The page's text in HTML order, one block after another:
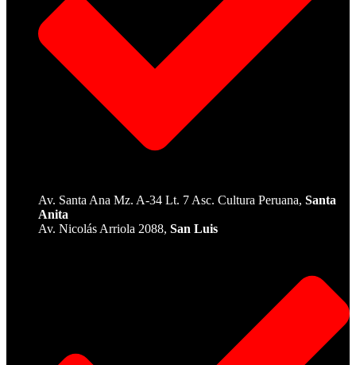
Av. Santa Ana Mz. A-34 Lt. 7 Asc. Cultura Peruana, Santa
Anita
Av. Nicolás Arriola 2088, San Luis